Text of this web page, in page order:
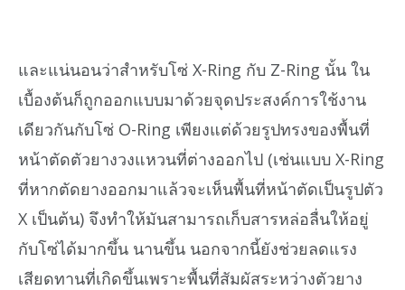
และแน่นอนว่าสำหรับโซ่ X-Ring กับ Z-Ring นั้น ใน
เบื้องต้นก็ถูกออกแบบมาด้วยจุดประสงค์การใช้งาน
เดียวกันกับโซ่ O-Ring เพียงแต่ด้วยรูปทรงของพื้นที่
หน้าตัดตัวยางวงแหวนที่ต่างออกไป (เช่นแบบ X-Ring
ที่หากตัดยางออกมาแล้วจะเห็นพื้นที่หน้าตัดเป็นรูปตัว
X เป็นต้น) จึงทำให้มันสามารถเก็บสารหล่อลื่นให้อยู่
กับโซ่ได้มากขึ้น นานขึ้น นอกจากนี้ยังช่วยลดแรง
เสียดทานที่เกิดขึ้นเพราะพื้นที่สัมผัสระหว่างตัวยาง